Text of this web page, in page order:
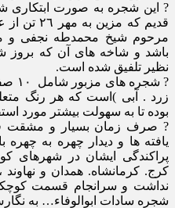
? این شجره به صورت
قدیم که
مرحوم شیخ محمدطه نجفی و
باشد و شاخه های آن که
نظیر تلفیق شده است.
?
زرد . آبی )است که هر رنگ
بوده تا به سهولت بیشتر مورد
? صرف زمان بسیار و مشقت
یافته ها و دیدار چهره به چهره
پراکندگی ایشان در شهرهای
کرج. کرمانشاه. همدان و نهاوند
نداشت و سرانجام قسمت
شجره سادات ابوالوفاء… به